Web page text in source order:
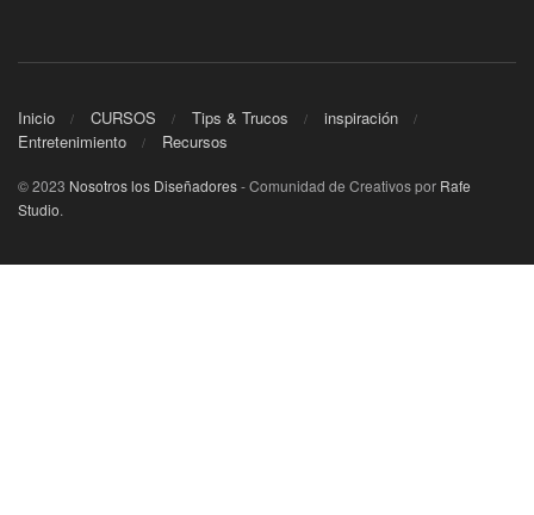
Inicio CURSOS Tips & Trucos
inspiración
Entretenimiento
Recursos
© 2023 Nosotros los Diseñadores- Comunidad de Creativos por Rafe
Studio.